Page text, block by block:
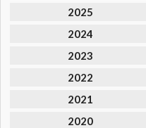
2025
2024
2023
2022
2021
2020